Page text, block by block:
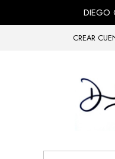
DIEGO
CREAR